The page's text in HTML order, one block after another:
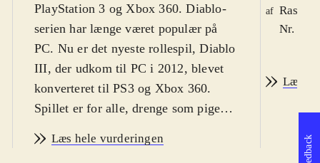
PlayStation 3 og Xbox 360. Diablo-
serien har længe været populær på
PC. Nu er det nyeste rollespil, Diablo
III, der udkom til PC i 2012, blevet
konverteret til PS3 og Xbox 360.
Spillet er for alle, drenge som piger,
PEGI 16.
Læs hele vurderingen
af
Nr.
Læs
Feedback